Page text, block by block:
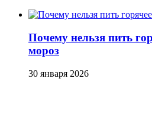
Почему нельзя пить
мороз
30 января 2026